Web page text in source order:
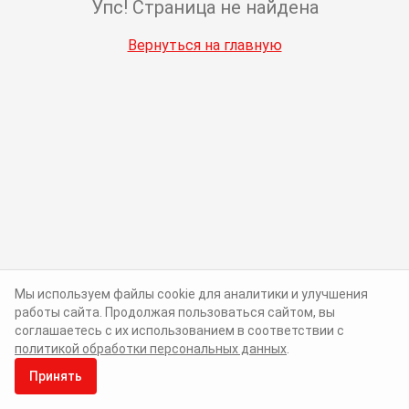
Упс! Страница не найдена
Вернуться на главную
Мы используем файлы cookie для аналитики и улучшения
работы сайта. Продолжая пользоваться сайтом, вы
соглашаетесь с их использованием в соответствии с
политикой обработки персональных данных
Принять